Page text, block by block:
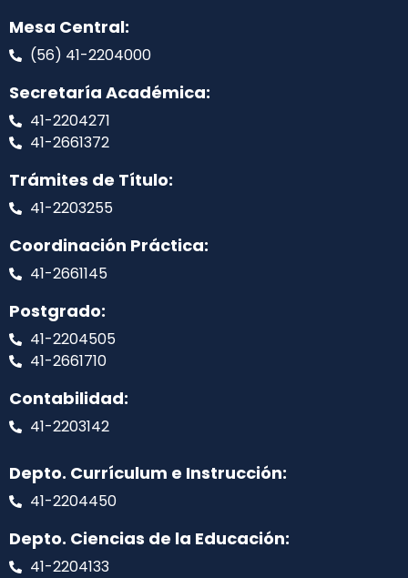
Mesa Central:
(56) 41-2204000
Secretaría Académica:
41-2204271
41-2661372
Trámites de Título:
41-2203255
Coordinación Práctica:
41-2661145
Postgrado:
41-2204505
41-2661710
Contabilidad:
41-2203142
Depto. Currículum e Instrucción:
41-2204450
Depto. Ciencias de la Educación:
41-2204133